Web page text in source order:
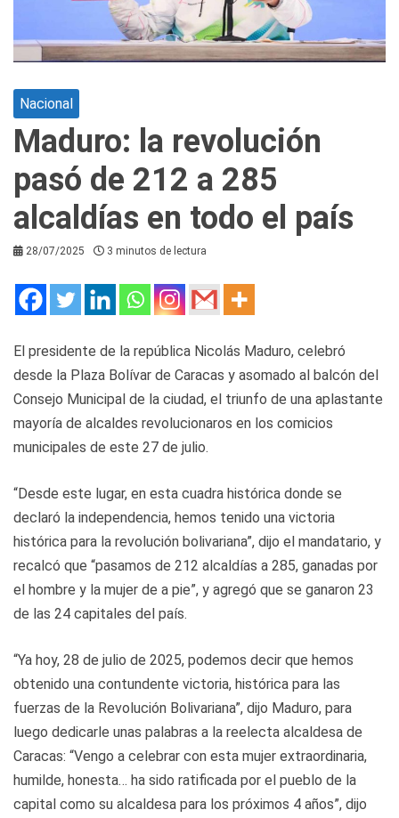
Nacional
Maduro: la revolución
pasó de 212 a 285
alcaldías en todo el país
28/07/2025 3 minutos de lectura
El presidente de la república Nicolás Maduro, celebró
desde la Plaza Bolívar de Caracas y asomado al balcón del
Consejo Municipal de la ciudad, el triunfo de una aplastante
mayoría de alcaldes revolucionaros en los comicios
municipales de este 27 de julio.
“Desde este lugar, en esta cuadra histórica donde se
declaró la independencia, hemos tenido una victoria
histórica para la revolución bolivariana”, dijo el mandatario, y
recalcó que “pasamos de 212 alcaldías a 285, ganadas por
el hombre y la mujer de a pie”, y agregó que se ganaron 23
de las 24 capitales del país.
“Ya hoy, 28 de julio de 2025, podemos decir que hemos
obtenido una contundente victoria, histórica para las
fuerzas de la Revolución Bolivariana”, dijo Maduro, para
luego dedicarle unas palabras a la reelecta alcaldesa de
Caracas: “Vengo a celebrar con esta mujer extraordinaria,
humilde, honesta… ha sido ratificada por el pueblo de la
capital como su alcaldesa para los próximos 4 años”, dijo